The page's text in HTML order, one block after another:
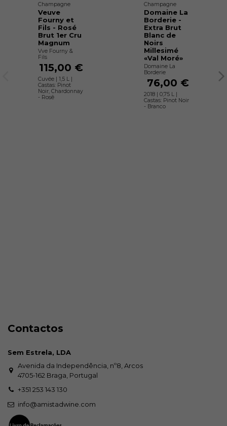
Champagne
Veuve
Fourny et
Fils - Rosé
Brut 1er Cru
Magnum
Vve Fourny &
Fils
115,00 €
Cuvée | 1,5 L |
Castas: Pinot
Noir, Chardonnay
- Rosê
Champagne
Domaine La
Borderie -
Extra Brut
Blanc de
Noirs
Millesimé
«Val Moré»
Domaine La
Borderie
76,00 €
2018 | 0,75 L |
Castas: Pinot Noir
- Branco
Contactos
Sem Estrela, LDA
Avenida da Independência, nº8, Arcos
4705-162 Braga, Portugal
+351 253 143 130
info@amistadwine.com